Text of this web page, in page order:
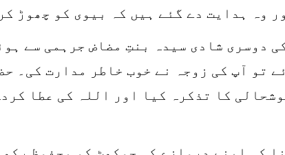
وہ ہدایت دے گئے ہیں کہ بیوی کو چھوڑ
دوسری شادی سیدہ بنتِ مضاض جرہمی سے
تو آپ کی زوجہ نے خوب خاطر مدارت
کا تذکرہ کیا اور اللہ کی عطا
کہ اپنے دروازے کی چوکھٹ کو محفوظ